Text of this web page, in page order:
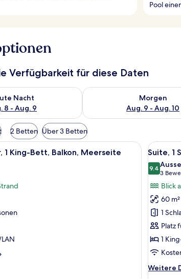
Pool
Verfügbarkeit für diese Daten
Nacht
8 - Aug. 9
für heute Nacht, Aug. 8 - Aug. 9.
Morgen
Aug. 9 - Aug. 10
Überprüfe die
2 Betten Über 3 Betten
Ein modernes Hotelzimmer mit einem
1 King-Bett, Balkon, Meerseite
Alle
Fotos
für
Suite,
1
Balkon,
(Club)
8
Suite, 1
9.49.4 von
3
(3
Blick
60 m²
1
Platz
1
Weitere
Weitere